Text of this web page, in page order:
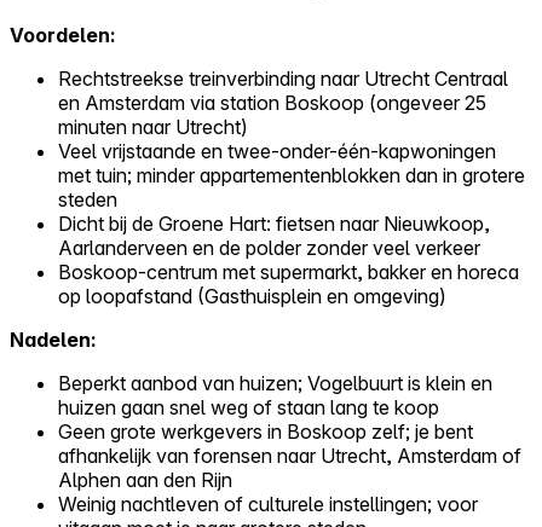
Voordelen:
Rechtstreekse treinverbinding naar Utrecht Centraal
en Amsterdam via station Boskoop (ongeveer 25
minuten naar Utrecht)
Veel vrijstaande en twee-onder-één-kapwoningen
met tuin; minder appartementenblokken dan in grotere
steden
Dicht bij de Groene Hart: fietsen naar Nieuwkoop,
Aarlanderveen en de polder zonder veel verkeer
Boskoop-centrum met supermarkt, bakker en horeca
op loopafstand (Gasthuisplein en omgeving)
Nadelen:
Beperkt aanbod van huizen; Vogelbuurt is klein en
huizen gaan snel weg of staan lang te koop
Geen grote werkgevers in Boskoop zelf; je bent
afhankelijk van forensen naar Utrecht, Amsterdam of
Alphen aan den Rijn
Weinig nachtleven of culturele instellingen; voor